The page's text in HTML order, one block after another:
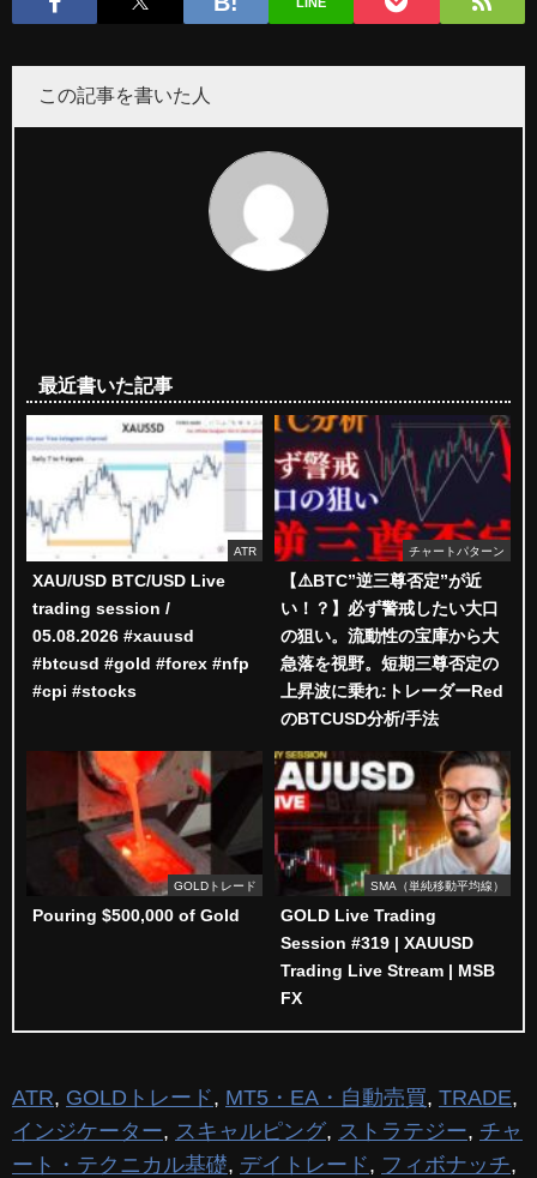
この記事を書いた人
最近書いた記事
ATR
XAU/USD BTC/USD Live
trading session /
05.08.2026 #xauusd
#btcusd #gold #forex #nfp
#cpi #stocks
チャートパターン
【⚠️BTC”逆三尊否定”が近
い！？】必ず警戒したい大口
の狙い。流動性の宝庫から大
急落を視野。短期三尊否定の
上昇波に乗れ:トレーダーRed
のBTCUSD分析/手法
GOLDトレード
Pouring $500,000 of Gold
SMA（単純移動平均線）
GOLD Live Trading
Session #319 | XAUUSD
Trading Live Stream | MSB
FX
ATR, GOLDトレード, MT5・EA・自動売買, TRADE,
インジケーター, スキャルピング, ストラテジー, チャ
ート・テクニカル基礎, デイトレード, フィボナッチ,